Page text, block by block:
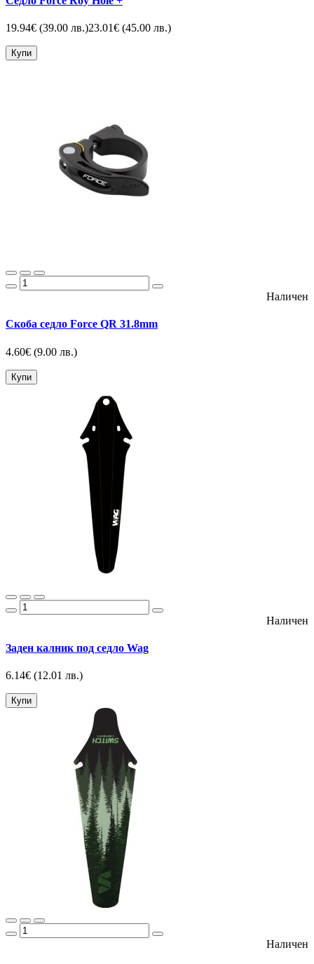
19.94€ (39.00 лв.)23.01€ (45.00 лв.)
Купи
Наличен
Скоба седло Force QR 31.8mm
4.60€ (9.00 лв.)
Купи
Наличен
Заден калник под седло Wag
6.14€ (12.01 лв.)
Купи
Наличен